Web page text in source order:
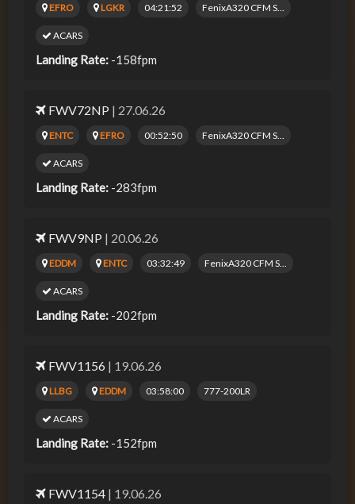
EFRO LGKR 04:21:52 FenixA320 CFM S...
ACARS
Landing Rate: -158fpm
FWV72NP | 27.06.26
ENTC EFRO 00:52:50 FenixA320 CFM S...
ACARS
Landing Rate: -283fpm
FWV9NP | 20.06.26
EDDM ENTC 03:32:49 FenixA320 CFM S...
ACARS
Landing Rate: -202fpm
FWV1156 | 19.06.26
LLBG EDDM 03:58:00 777-200LR
ACARS
Landing Rate: -152fpm
FWV1154 | 19.06.26